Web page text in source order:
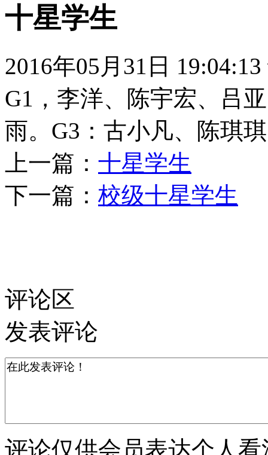
十星学生
2016年05月31日 19:04:13
G1，李洋、陈宇宏、吕
雨。G3：古小凡、陈琪
上一篇： 十星学生
下一篇： 校级十星学生
评论区
发表评论
评论仅供会员表达个人